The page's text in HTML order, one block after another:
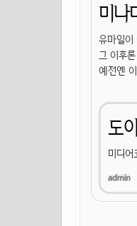
미나
유마일이
그 이후
예전엔
도
미디어